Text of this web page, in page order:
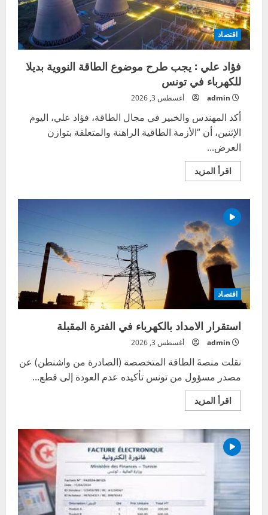
اقتصاد
فؤاد علي : يجب طرح موضوع الطاقة النووية بديلا
للكهرباء في تونس
admin أغسطس 3, 2026
أكد المهندس والخبير في مجال الطاقة، فؤاد علي، اليوم
الإثنين، أن “الأزمة الطاقية الراهنة والمتعلقة بتوازن
العرض...
اقرأ المزيد
المزيد
يجب
طرح
موضوع
الطاقة
النووية
للكهرباء
اقتصاد
استقرار الامداد بالكهرباء في الفترة المقبلة
admin أغسطس 3, 2026
نقلت منصةَ الطاقة المتخصصة (الصادرة من واشنطن) عن
مصدر مسؤول من تونس تأكيده عدم العودة إلى قطع...
اقرأ المزيداقرأ
المزيد
الامداد
بالكهرباء
المقبلة